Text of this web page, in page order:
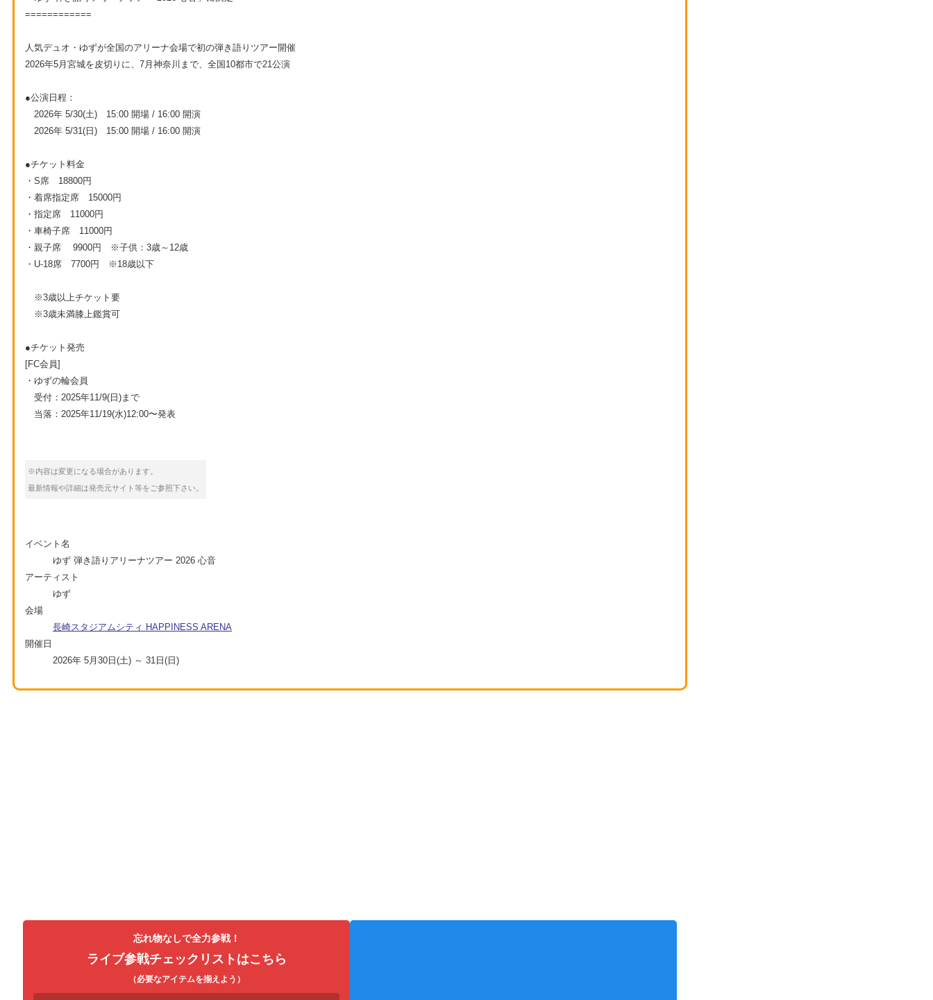
============
人気デュオ・ゆずが全国のアリーナ会場で初の弾き語りツアー開催
2026年5月宮城を皮切りに、7月神奈川まで、全国10都市で21公演
●公演日程：
2026年 5/30(土) 15:00 開場 / 16:00 開演
2026年 5/31(日) 15:00 開場 / 16:00 開演
●チケット料金
・S席 18800円
・着席指定席 15000円
・指定席 11000円
・車椅子席 11000円
・親子席 9900円 ※子供：3歳～12歳
・U-18席 7700円 ※18歳以下
※3歳以上チケット要
※3歳未満膝上鑑賞可
●チケット発売
[FC会員]
・ゆずの輪会員
受付：2025年11/9(日)まで
当落：2025年11/19(水)12:00〜発表
※内容は変更になる場合があります。
最新情報や詳細は発売元サイト等をご参照下さい。
イベント名
ゆず 弾き語りアリーナツアー 2026 心音
アーティスト
ゆず
会場
長崎スタジアムシティ HAPPINESS ARENA
開催日
2026年 5月30日(土) ～ 31日(日)
忘れ物なしで全力参戦！
ライブ参戦チェックリストはこちら
（必要なアイテムを揃えよう）